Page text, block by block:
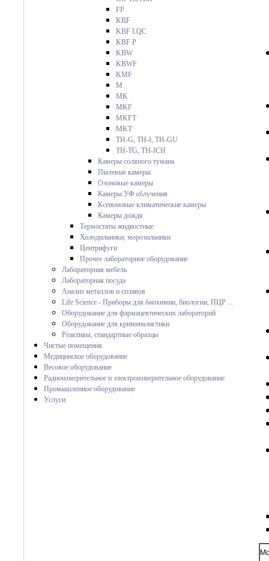
FP
KBF
KBF LQC
KBF P
KBW
KBWF
KMF
M
MK
MKF
MKFT
MKT
TH-G, TH-I, TH-GU
TH-TG, TH-ICH
Камеры соляного тумана
Пылевые камеры
Озоновые камеры
Камеры УФ облучения
Ксеноновые климатические камеры
Камеры дождя
Термостаты жидкостные
Холодильники, морозильники
Центрифуги
Прочее лабораторное оборудование
Лабораторная мебель
Лабораторная посуда
Анализ металлов и сплавов
Life Science - Приборы для биохимии, биологии, ПЦР ...
Оборудование для фармацевтических лабораторий
Оборудование для криминалистики
Реактивы, стандартные образцы
Чистые помещения
Медицинское оборудование
Весовое оборудование
Радиоизмерительное и электроизмерительное оборудование
Промышленное оборудование
Услуги